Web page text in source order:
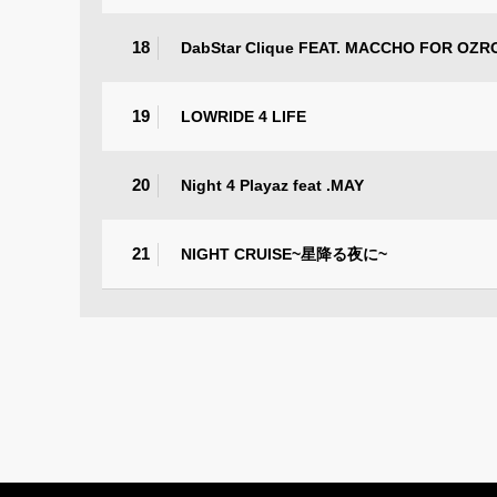
18 DabStar Clique FEAT. MACCHO FOR
19 LOWRIDE 4 LIFE
20 Night 4 Playaz feat .MAY
21 NIGHT CRUISE~星降る夜に~